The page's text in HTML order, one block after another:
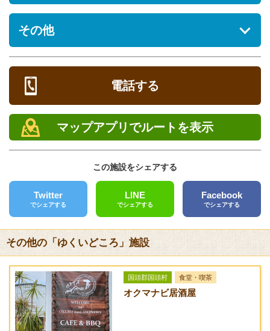
沖縄県国頭郡本部町伊豆味2490
駐車場
[あり] 無料 12台
営業時間
12:00～17:00
定休日
木曜日・金曜日
クレジットカード
[未対応]
バリアフリー
[未対応]
送迎サービス
[なし]
その他
メニュー
キッシュ サラダ添
え
850円
タンドリーチキン
ライス＆サラダ添え
チキンの赤ワイン
煮 ポテト添え
850円
ミートソースのパス
タベイク
850円
スウィーツ
電話する
マップアプリでルートを表示
この施設をシェアする
Twitter
でシェアする
LINE
でシェアする
Facebook
でシェアする
その他の「ゆくいどころ」施設
国頭郡国頭村 食堂・喫茶
オクマナビ居酒屋